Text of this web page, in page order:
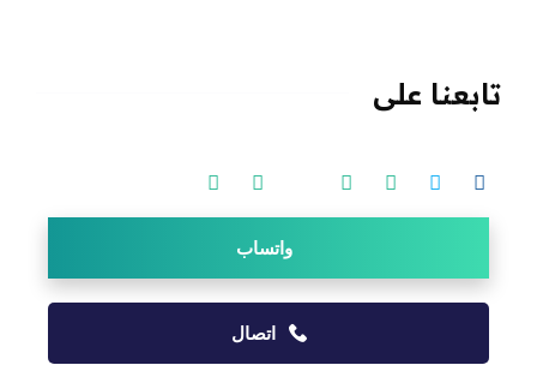
تابعنا على
واتساب
اتصال